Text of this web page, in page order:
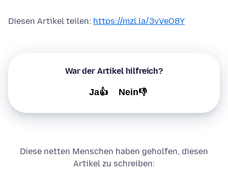
Diesen Artikel teilen: https://mzl.la/3vVeO8Y
War der Artikel hilfreich?
Ja👍 Nein👎
Diese netten Menschen haben geholfen, diesen
Artikel zu schreiben: